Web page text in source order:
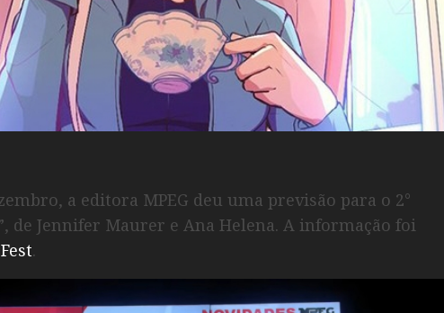
a editora MPEG deu uma previsão para o 2°
de Jennifer Maurer e Ana Helena. A informação foi
.